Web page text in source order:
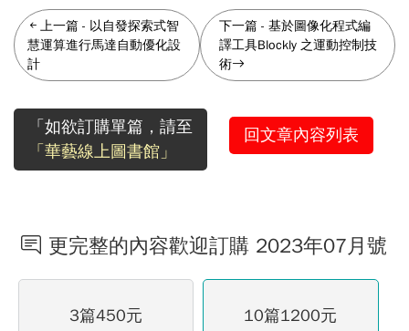
上一篇 - 以自發探索式智
慧運算進行馬達自動優化設
計
下一篇 -基於圖像化程式編
譯工具Blockly 之運動控制技
術
「如欲訂購單篇，請至
「華藝線上圖書館」
回文章內容列表
更完整的內容歡迎訂購 2023年07月號
3篇450元 10篇1200元